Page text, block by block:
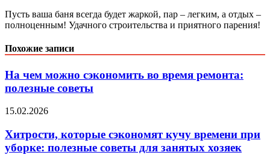
Пусть ваша баня всегда будет жаркой, пар – легким, а отдых –
полноценным! Удачного строительства и приятного парения!
Похожие записи
На чем можно сэкономить во время ремонта:
полезные советы
15.02.2026
Хитрости, которые сэкономят кучу времени при
уборке: полезные советы для занятых хозяек